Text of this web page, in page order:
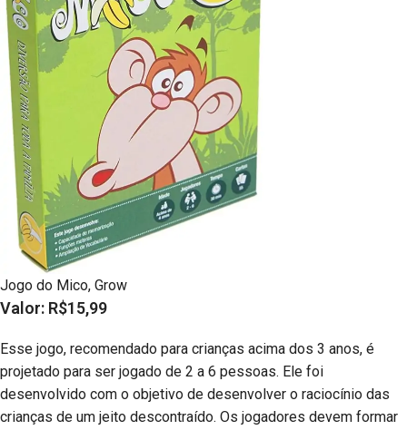
Jogo do Mico, Grow
Valor: R$15,99
Esse jogo, recomendado para crianças acima dos 3 anos, é
projetado para ser jogado de 2 a 6 pessoas. Ele foi
desenvolvido com o objetivo de desenvolver o raciocínio das
crianças de um jeito descontraído. Os jogadores devem formar